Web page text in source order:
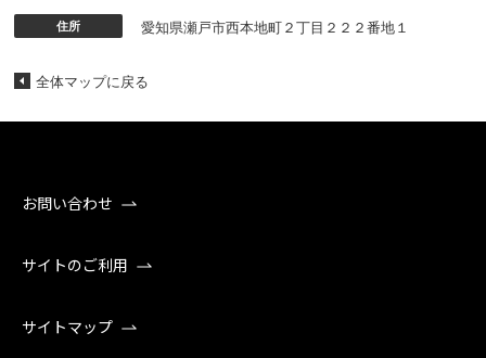
住所 愛知県瀬戸市西本地町２丁目２２２番地１
全体マップに戻る
お問い合わせ
サイトのご利用
サイトマップ